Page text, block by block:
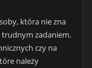
która nie zna
trudnym zadaniem.
czy na
należy